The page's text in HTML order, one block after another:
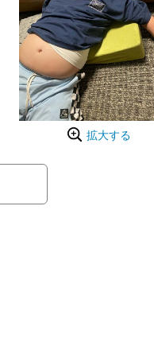
拡大する